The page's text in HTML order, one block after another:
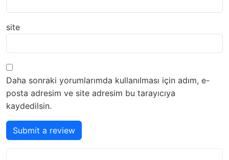
site
Daha sonraki yorumlarımda kullanılması için adım, e-
posta adresim ve site adresim bu tarayıcıya
kaydedilsin.
Submit a review